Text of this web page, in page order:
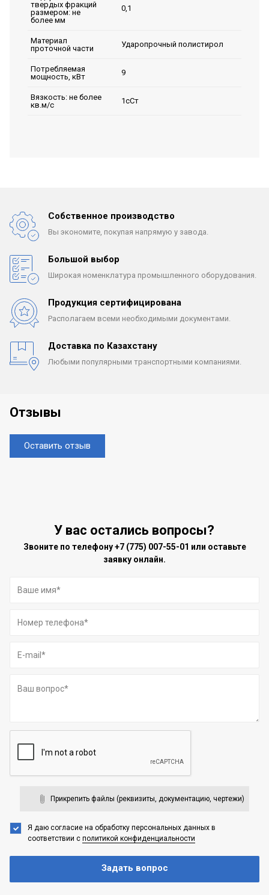
твердых фракций
размером: не
более мм
0,1
Материал
проточной части
Ударопрочный полистирол
Потребляемая
мощность, кВт
9
Вязкость: не более
кв.м/с
1сСт
Собственное производство
Вы экономите, покупая напрямую у завода.
Большой выбор
Широкая номенклатура промышленного оборудования.
Продукция сертифицирована
Располагаем всеми необходимыми документами.
Доставка по Казахстану
Любыми популярными транспортными компаниями.
Отзывы
Оставить отзыв
У вас остались вопросы?
Звоните по телефону+7 (775) 007-55-01 или оставьте
заявку онлайн.
Прикрепить файлы (реквизиты, документацию, чертежи)
Я даю согласие на обработку персональных данных в
соответствии с политикой конфиденциальности